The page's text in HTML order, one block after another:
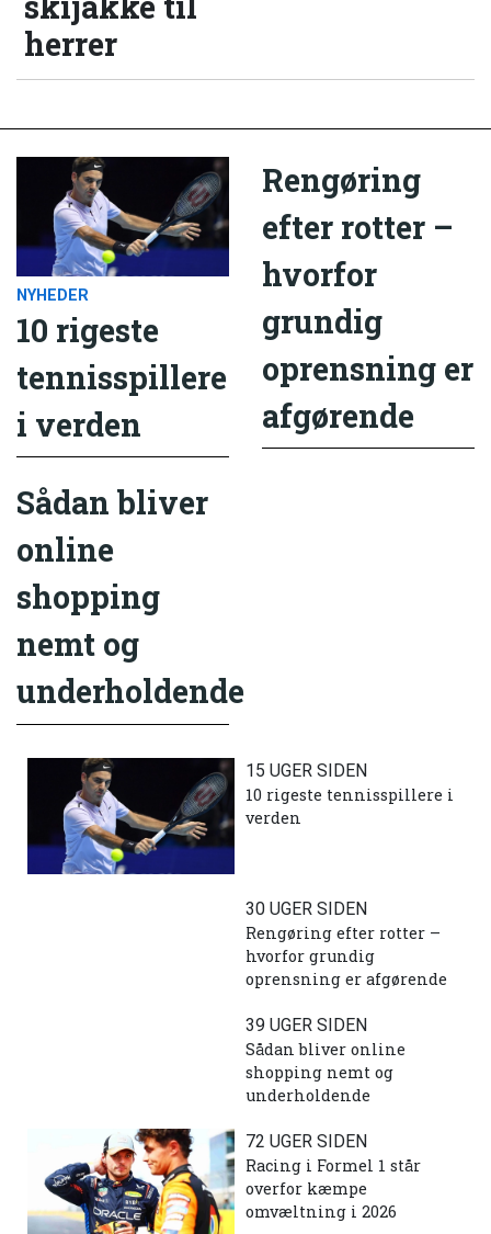
herrer
NYHEDER
10 rigeste
tennisspillere
i verden
Rengøring
efter rotter –
hvorfor
grundig
oprensning er
afgørende
Sådan bliver
online
shopping
nemt og
underholdende
15 UGER SIDEN
10 rigeste tennisspillere i
verden
30 UGER SIDEN
Rengøring efter rotter –
hvorfor grundig
oprensning er afgørende
39 UGER SIDEN
Sådan bliver online
shopping nemt og
underholdende
72 UGER SIDEN
Racing i Formel 1 står
overfor kæmpe
omvæltning i 2026